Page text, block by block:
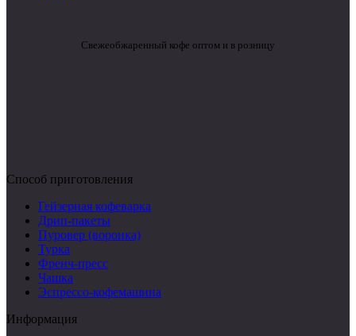
Свежеобжаренный кофе оптом и в розницу
Способ приготовления
Гейзерная кофеварка
Дрип-пакеты
Пуровер (воронка)
Турка
Френч-пресс
Чашка
Эспрессо-кофемашина
Информация